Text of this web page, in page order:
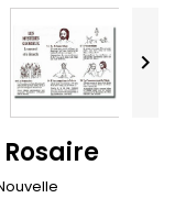
